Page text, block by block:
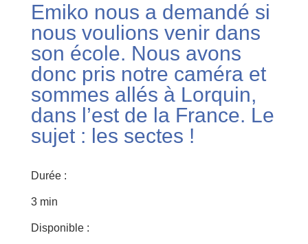
Emiko nous a demandé si
nous voulions venir dans
son école. Nous avons
donc pris notre caméra et
sommes allés à Lorquin,
dans l’est de la France. Le
sujet : les sectes !
Durée :
3 min
Disponible :